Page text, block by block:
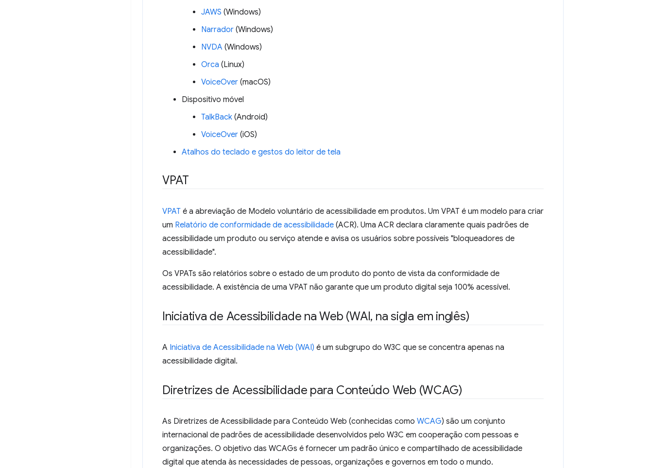
JAWS (Windows)
Narrador (Windows)
NVDA (Windows)
Orca (Linux)
VoiceOver (macOS)
Dispositivo móvel
TalkBack (Android)
VoiceOver (iOS)
Atalhos do teclado e gestos do leitor de tela
VPAT
VPAT é a abreviação de Modelo voluntário de acessibilidade em produtos. Um VPAT é um modelo para criar
um Relatório de conformidade de acessibilidade (ACR). Uma ACR declara claramente quais padrões de
acessibilidade um produto ou serviço atende e avisa os usuários sobre possíveis "bloqueadores de
acessibilidade".
Os VPATs são relatórios sobre o estado de um produto do ponto de vista da conformidade de
acessibilidade. A existência de uma VPAT não garante que um produto digital seja 100% acessível.
Iniciativa de Acessibilidade na Web (WAI, na sigla em inglês)
A Iniciativa de Acessibilidade na Web (WAI) é um subgrupo do W3C que se concentra apenas na
acessibilidade digital.
Diretrizes de Acessibilidade para Conteúdo Web (WCAG)
As Diretrizes de Acessibilidade para Conteúdo Web (conhecidas como WCAG) são um conjunto
internacional de padrões de acessibilidade desenvolvidos pelo W3C em cooperação com pessoas e
organizações. O objetivo das WCAGs é fornecer um padrão único e compartilhado de acessibilidade
digital que atenda às necessidades de pessoas, organizações e governos em todo o mundo.